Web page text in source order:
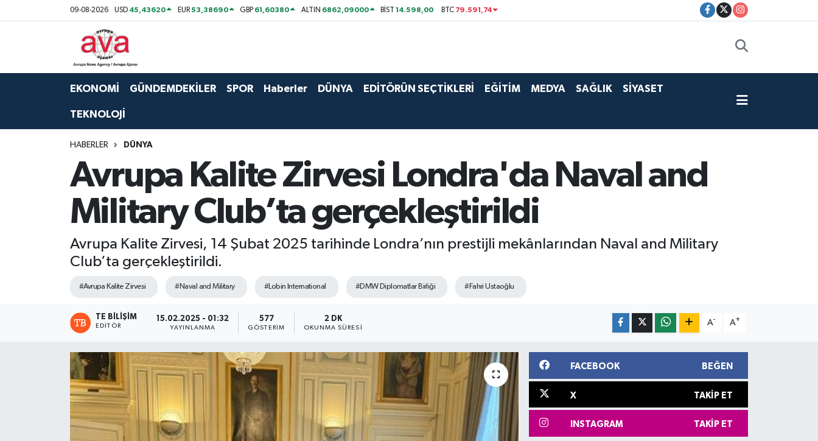
09-08-2026 USD 45,43620 EUR53,38690 GBP 61,60380 ALTIN 6862,09000 BİST14.598,00 BTC 79.591,74
EKONOMİ GÜNDEMDEKİLER SPOR Haberler DÜNYA EDİTÖRÜN SEÇTİKLERİ EĞİTİM MEDYA SAĞLIK SİYASET
TEKNOLOJİ
HABERLER DÜNYA
Avrupa Kalite Zirvesi Londra'da Naval and
Military Club’ta gerçekleştirildi
Avrupa Kalite Zirvesi, 14 Şubat 2025 tarihinde Londra’nın prestijli mekânlarından Naval and Military
Club’ta gerçekleştirildi.
#Avrupa Kalite Zirvesi #Naval and Military #Lobin International #DMW Diplomatlar Birliği #Fahri Ustaoğlu
TE BILIŞIM
EDITÖR
15.02.2025 - 01:32
YAYINLANMA
577
GÖSTERIM
2 DK
OKUNMA SÜRESI
A- A+
FACEBOOK BEĞEN
X TAKIP ET
INSTAGRAM TAKIP ET
Nöbetçi Eczaneler
Namaz Vakitleri
Trafik Durumu
Süper Lig Puan Durumu ve Fikstür
Tüm Manşetler
Haber Arşivi